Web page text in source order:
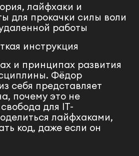
лайфхаки и
для прокачки силы воли
работы
инструкция
и принципах развития
Фёдор
себя представляет
почему это не
для IT-
лайфхаками,
код, даже если он